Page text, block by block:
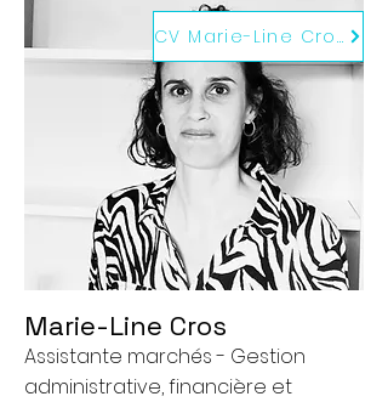
Marie-Line Cros
Assistante marchés - Gestion
administrative, financière et
CV Marie-Line Cros